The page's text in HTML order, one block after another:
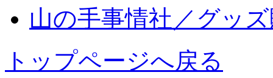
山の手事情社／グッ
トップページへ戻る